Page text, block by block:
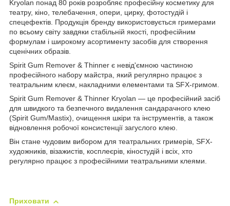
Kryolan понад 80 років розробляє професійну косметику для
театру, кіно, телебачення, опери, цирку, фотостудій і
спецефектів. Продукція бренду використовується гримерами
по всьому світу завдяки стабільній якості, професійним
формулам і широкому асортименту засобів для створення
сценічних образів.
Spirit Gum Remover & Thinner є невід'ємною частиною
професійного набору майстра, який регулярно працює з
театральним клеєм, накладними елементами та SFX-гримом.
Spirit Gum Remover & Thinner Kryolan — це професійний засіб
для швидкого та безпечного видалення сандарачного клею
(Spirit Gum/Mastix), очищення шкіри та інструментів, а також
відновлення робочої консистенції загуслого клею.
Він стане чудовим вибором для театральних гримерів, SFX-
художників, візажистів, косплеєрів, кіностудій і всіх, хто
регулярно працює з професійними театральними клеями.
Приховати